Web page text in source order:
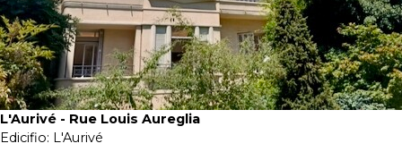
L'Aurivé - Rue Louis Aureglia
Edicifio: L'Aurivé